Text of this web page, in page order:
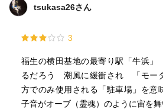
tsukasa26さん
3
福生の横田基地の最寄り駅「牛浜
るだろう 潮風に緩衝され 「モー
方でのみ使用される「駐車場」を
子音がオーブ（霊魂）のように宙を